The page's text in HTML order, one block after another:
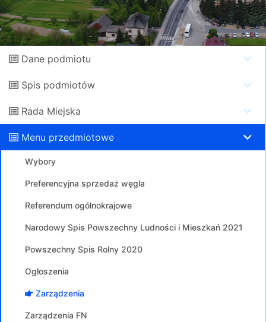
Dane podmiotu
Spis podmiotów
Rada Miejska
Menu przedmiotowe
Wybory
Preferencyjna sprzedaż węgla
Referendum ogólnokrajowe
Narodowy Spis Powszechny Ludności i Mieszkań 2021
Powszechny Spis Rolny 2020
Ogłoszenia
Zarządzenia
Zarządzenia FN